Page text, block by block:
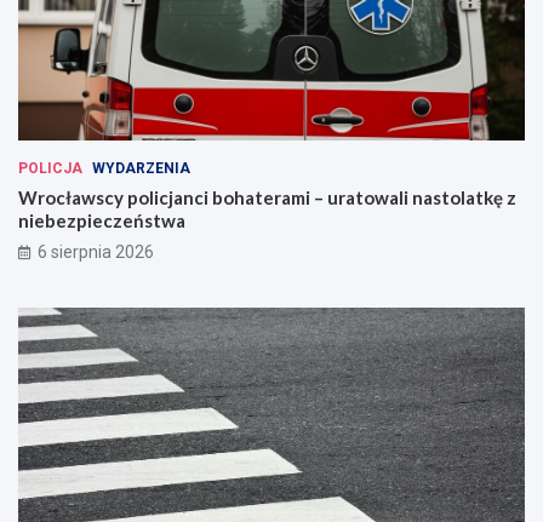
POLICJA WYDARZENIA
Wrocławscy policjanci bohaterami – uratowali nastolatkę z
niebezpieczeństwa
6 sierpnia 2026